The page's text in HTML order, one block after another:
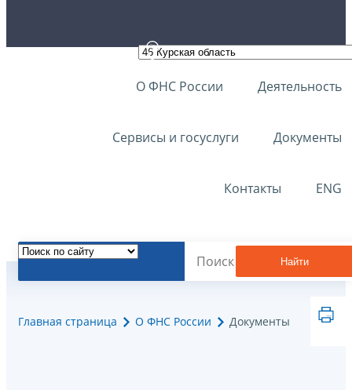
О ФНС России Деятельность
Сервисы и госуслуги Документы
Контакты ENG
Найти
Главная страница О ФНС России Документы